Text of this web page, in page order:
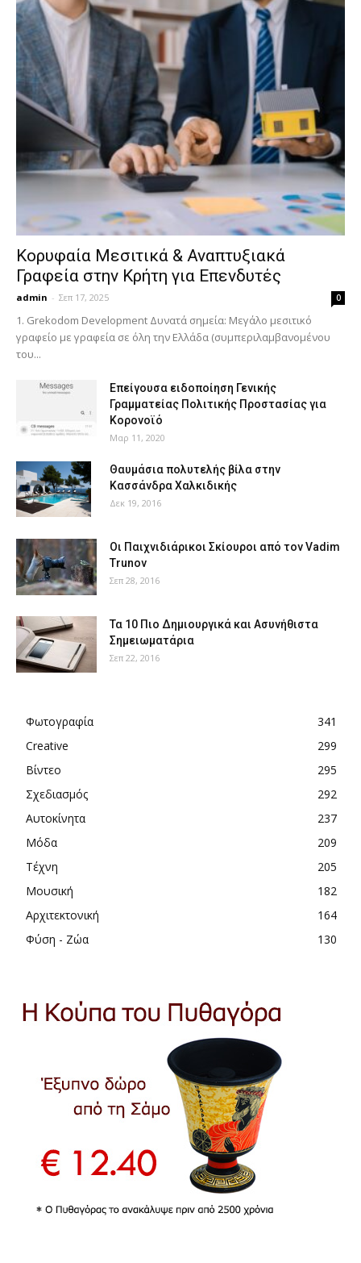
Κορυφαία Μεσιτικά & Αναπτυξιακά
Γραφεία στην Κρήτη για Επενδυτές
admin - Σεπ 17, 2025 0
1. Grekodom Development Δυνατά σημεία: Μεγάλο μεσιτικό
γραφείο με γραφεία σε όλη την Ελλάδα (συμπεριλαμβανομένου
του...
Επείγουσα ειδοποίηση Γενικής
Γραμματείας Πολιτικής Προστασίας για
Κορονοϊό
Μαρ 11, 2020
Θαυμάσια πολυτελής βίλα στην
Κασσάνδρα Χαλκιδικής
Δεκ 19, 2016
Οι Παιχνιδιάρικοι Σκίουροι από τον Vadim
Trunov
Σεπ 28, 2016
Τα 10 Πιο Δημιουργικά και Ασυνήθιστα
Σημειωματάρια
Σεπ 22, 2016
Φωτογραφία
341
Creative
299
Βίντεο
295
Σχεδιασμός
292
Αυτοκίνητα
237
Μόδα
209
Τέχνη
205
Μουσική
182
Αρχιτεκτονική
164
Φύση - Ζώα
130